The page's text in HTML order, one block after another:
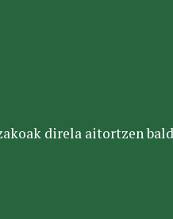
direla aitortzen